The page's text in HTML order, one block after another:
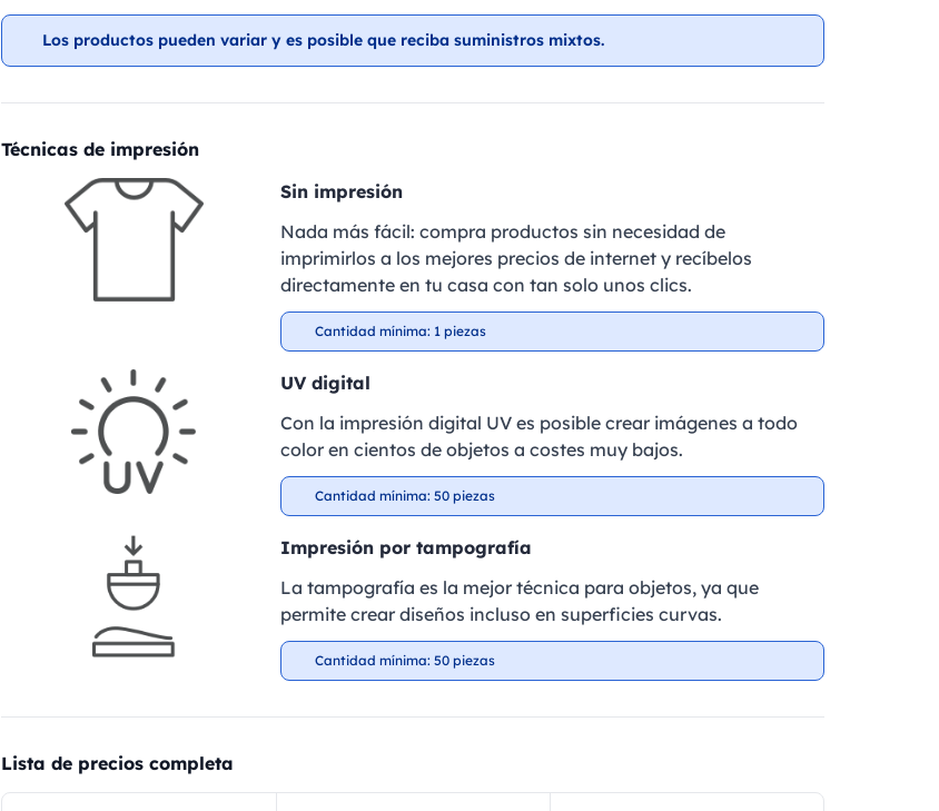
Los productos pueden variar y es posible que reciba suministros mixtos.
Técnicas de impresión
Sin impresión
Nada más fácil: compra productos sin necesidad de
imprimirlos a los mejores precios de internet y recíbelos
directamente en tu casa con tan solo unos clics.
Cantidad mínima: 1 piezas
UV digital
Con la impresión digital UV es posible crear imágenes a todo
color en cientos de objetos a costes muy bajos.
Cantidad mínima: 50 piezas
Impresión por tampografía
La tampografía es la mejor técnica para objetos, ya que
permite crear diseños incluso en superficies curvas.
Cantidad mínima: 50 piezas
Lista de precios completa